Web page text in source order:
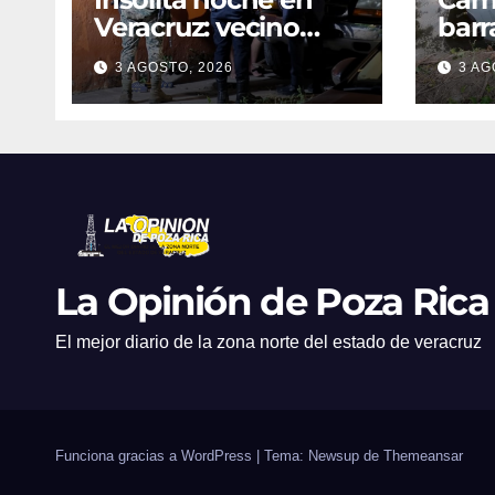
Veracruz: vecino
denuncia intento de
cateo tras viralizar
video captado por
seguridad
3 AGOSTO, 2026
en
3
La Opinión de Poza Rica
El mejor diario de la zona norte del estado de veracruz
Funciona gracias a WordPress Tema: Newsup de Themeansar